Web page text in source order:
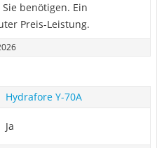
benötigen. Ein
Preis-Leistung.
Hydrafore Y-70A
Ja